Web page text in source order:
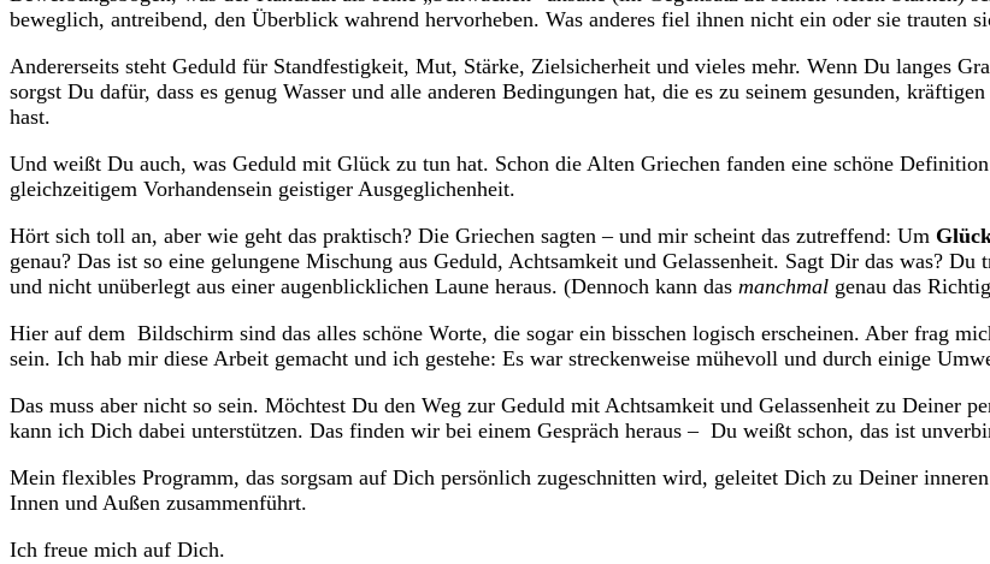
beweglich, antreibend, den Überblick wahrend hervorheben. Was anderes fiel ihnen nicht ein oder sie trauten
Andererseits steht Geduld für Standfestigkeit, Mut, Stärke, Zielsicherheit und vieles mehr. Wenn Du langes
sorgst Du dafür, dass es genug Wasser und alle anderen Bedingungen hat, die es zu seinem gesunden,
hast.
Und weißt Du auch, was Geduld mit Glück zu tun hat. Schon die Alten Griechen fanden eine schöne
gleichzeitigem Vorhandensein geistiger Ausgeglichenheit.
Hört sich toll an, aber wie geht das praktisch? Die Griechen sagten – und mir scheint das zutreffend: Um
genau? Das ist so eine gelungene Mischung aus Geduld, Achtsamkeit und Gelassenheit. Sagt Dir das was?
und nicht unüberlegt aus einer augenblicklichen Laune heraus. (Dennoch kann das manchmal genau das
Hier auf dem Bildschirm sind das alles schöne Worte, die sogar ein bisschen logisch erscheinen. Aber frag
sein. Ich hab mir diese Arbeit gemacht und ich gestehe: Es war streckenweise mühevoll und durch einige
Das muss aber nicht so sein. Möchtest Du den Weg zur Geduld mit Achtsamkeit und Gelassenheit zu Deiner
kann ich Dich dabei unterstützen. Das finden wir bei einem Gespräch heraus – Du weißt schon, das ist
Mein flexibles Programm, das sorgsam auf Dich persönlich zugeschnitten wird, geleitet Dich zu Deiner
Innen und Außen zusammenführt.
Ich freue mich auf Dich.